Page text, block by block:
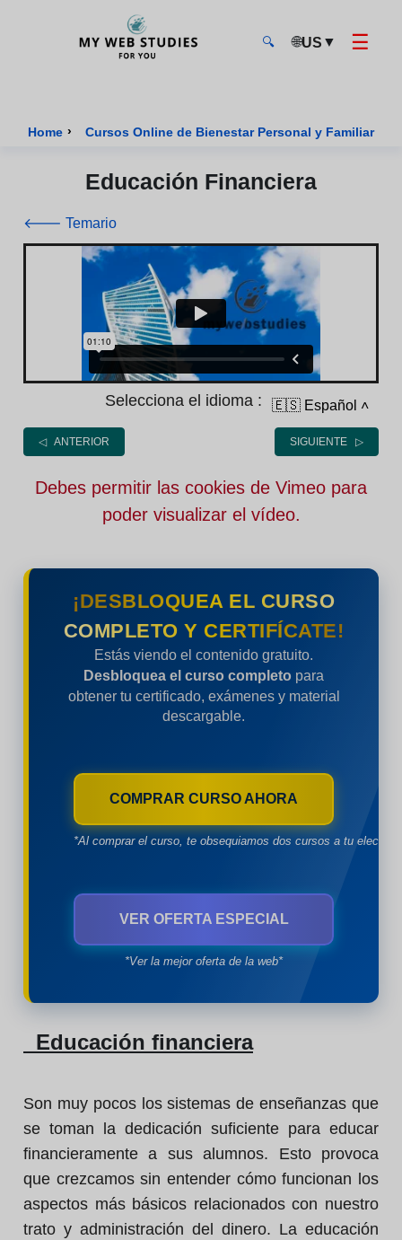
🔍 🌐US ▼ ☰
Home › Cursos Online de Bienestar Personal y Familiar
Educación Financiera
🡐 Temario
Selecciona el idioma : 🇪🇸 Español ˄
◁ ANTERIOR SIGUIENTE ▷
Debes permitir las cookies de Vimeo para
poder visualizar el vídeo.
¡DESBLOQUEA EL CURSO
COMPLETO Y CERTIFÍCATE!
Estás viendo el contenido gratuito.
Desbloquea el curso completo para
obtener tu certificado, exámenes y material
descargable.
COMPRAR CURSO AHORA
*Al comprar el curso, te obsequiamos dos cursos a tu
VER OFERTA ESPECIAL
*Ver la mejor oferta de la web*
Educación financiera
Son muy pocos los sistemas de enseñanzas que
se toman la dedicación suficiente para educar
financieramente a sus alumnos. Esto provoca
que crezcamos sin entender cómo funcionan los
aspectos más básicos relacionados con nuestro
trato y administración del dinero. La educación